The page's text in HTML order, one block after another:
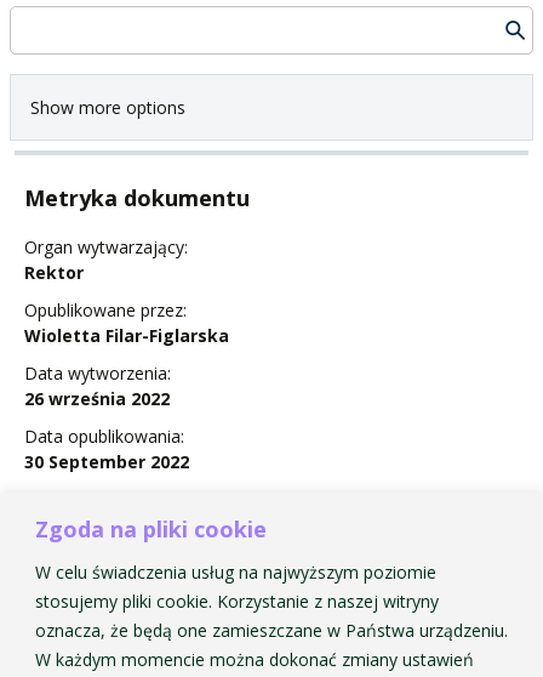
Zgoda na pliki cookie
W celu świadczenia usług na najwyższym poziomie
stosujemy pliki cookie. Korzystanie z naszej witryny
oznacza, że będą one zamieszczane w Państwa urządzeniu.
W każdym momencie można dokonać zmiany ustawień
Show more options
Metryka dokumentu
Organ wytwarzający:
Rektor
Opublikowane przez:
Wioletta Filar-Figlarska
Data wytworzenia:
26 września 2022
Data opublikowania:
30 September 2022
Obowiązuje
Zarządzenie Nr 25 w sprawie Uroczystości Promocji dr i
dr hab w AMKP w roku akademickim 2022/2023